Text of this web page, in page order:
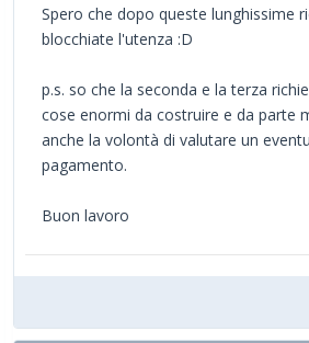
Spero che dopo queste lunghissime
blocchiate l'utenza :D
p.s. so che la seconda e la terza
cose enormi da costruire e da parte
anche la volontà di valutare un
pagamento.
Buon lavoro